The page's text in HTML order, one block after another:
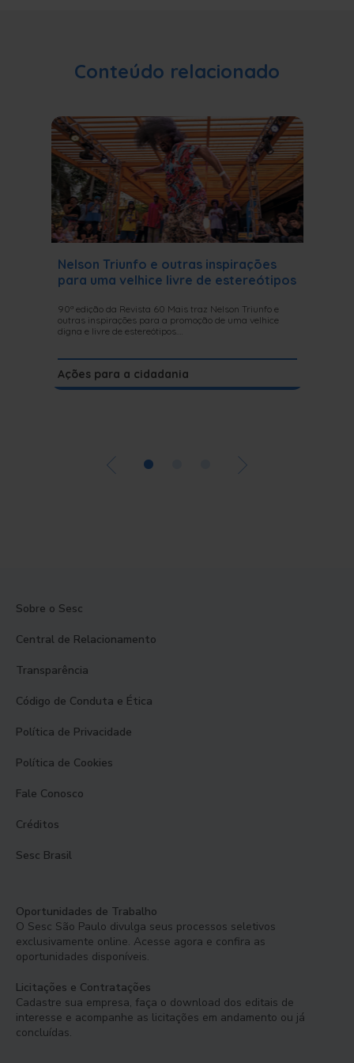
Conteúdo relacionado
Nelson Triunfo e outras inspirações
para uma velhice livre de estereótipos
90ª edição da Revista 60 Mais traz Nelson Triunfo e
outras inspirações para a promoção de uma velhice
digna e livre de estereótipos.…
Ações para a cidadania
•
Sobre o Sesc
Central de Relacionamento
Transparência
Código de Conduta e Ética
Política de Privacidade
Política de Cookies
Fale Conosco
Créditos
Sesc Brasil
Oportunidades de Trabalho
O Sesc São Paulo divulga seus processos seletivos
exclusivamente online. Acesse agora e confira as
oportunidades disponíveis.
Licitações e Contratações
Cadastre sua empresa, faça o download dos editais de
interesse e acompanhe as licitações em andamento ou já
concluídas.